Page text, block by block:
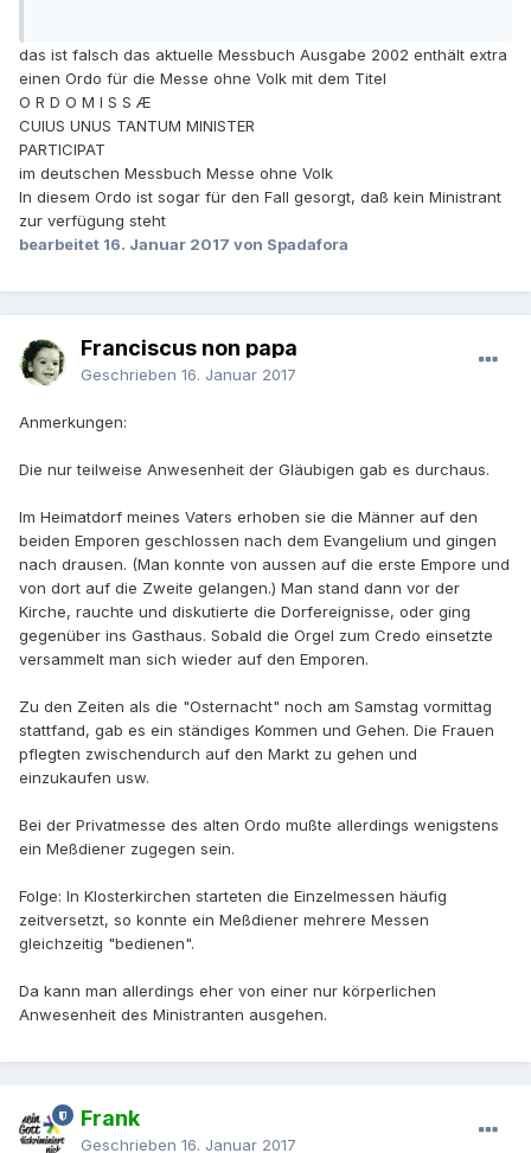
das ist falsch das aktuelle Messbuch Ausgabe 2002 enthält extra
einen Ordo für die Messe ohne Volk mit dem Titel
O R D O M I S S Æ
CUIUS UNUS TANTUM MINISTER
PARTICIPAT
im deutschen Messbuch Messe ohne Volk
In diesem Ordo ist sogar für den Fall gesorgt, daß kein Ministrant
zur verfügung steht
bearbeitet 16. Januar 2017 von Spadafora
Franciscus non papa
Geschrieben 16. Januar 2017
Anmerkungen:
Die nur teilweise Anwesenheit der Gläubigen gab es durchaus.
Im Heimatdorf meines Vaters erhoben sie die Männer auf den
beiden Emporen geschlossen nach dem Evangelium und gingen
nach drausen. (Man konnte von aussen auf die erste Empore und
von dort auf die Zweite gelangen.) Man stand dann vor der
Kirche, rauchte und diskutierte die Dorfereignisse, oder ging
gegenüber ins Gasthaus. Sobald die Orgel zum Credo einsetzte
versammelt man sich wieder auf den Emporen.
Zu den Zeiten als die "Osternacht" noch am Samstag vormittag
stattfand, gab es ein ständiges Kommen und Gehen. Die Frauen
pflegten zwischendurch auf den Markt zu gehen und
einzukaufen usw.
Bei der Privatmesse des alten Ordo mußte allerdings wenigstens
ein Meßdiener zugegen sein.
Folge: In Klosterkirchen starteten die Einzelmessen häufig
zeitversetzt, so konnte ein Meßdiener mehrere Messen
gleichzeitig "bedienen".
Da kann man allerdings eher von einer nur körperlichen
Anwesenheit des Ministranten ausgehen.
Frank
Geschrieben 16. Januar 2017